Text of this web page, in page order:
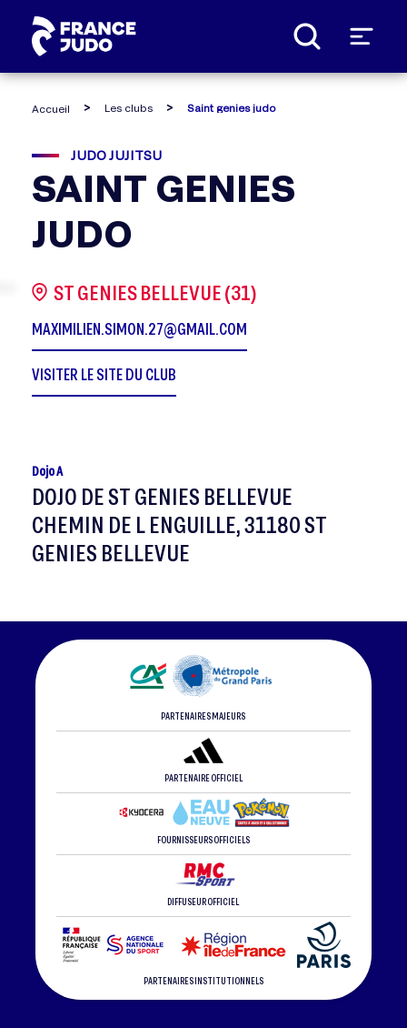
Accueil Les clubs Saint genies judo
JUDO JUJITSU
SAINT GENIES
JUDO
ST GENIES BELLEVUE (31)
MAXIMILIEN.SIMON.27@GMAIL.COM
VISITER LE SITE DU CLUB
Dojo A
DOJO DE ST GENIES BELLEVUE
CHEMIN DE L ENGUILLE, 31180 ST
GENIES BELLEVUE
PARTENAIRES MAJEURS
PARTENAIRE OFFICIEL
FOURNISSEURS OFFICIELS
DIFFUSEUR OFFICIEL
PARTENAIRES INSTITUTIONNELS